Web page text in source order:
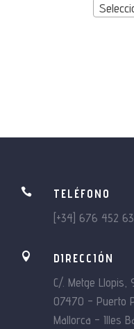

TELÉFONO
[+34] 676 452

DIRECCIÓN
C/. Metge Llopis,
07470 – Puerto
Mallorca – Illes